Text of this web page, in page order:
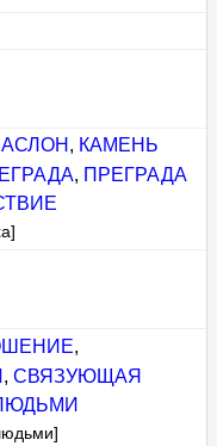
, КАМЕНЬ
, ПРЕГРАДА
,
,СВЯЗУЮЩАЯ